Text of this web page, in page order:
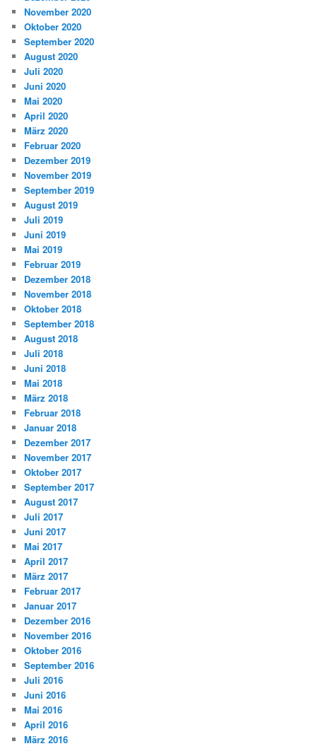
November 2020
Oktober 2020
September 2020
August 2020
Juli 2020
Juni 2020
Mai 2020
April 2020
März 2020
Februar 2020
Dezember 2019
November 2019
September 2019
August 2019
Juli 2019
Juni 2019
Mai 2019
Februar 2019
Dezember 2018
November 2018
Oktober 2018
September 2018
August 2018
Juli 2018
Juni 2018
Mai 2018
März 2018
Februar 2018
Januar 2018
Dezember 2017
November 2017
Oktober 2017
September 2017
August 2017
Juli 2017
Juni 2017
Mai 2017
April 2017
März 2017
Februar 2017
Januar 2017
Dezember 2016
November 2016
Oktober 2016
September 2016
Juli 2016
Juni 2016
Mai 2016
April 2016
März 2016